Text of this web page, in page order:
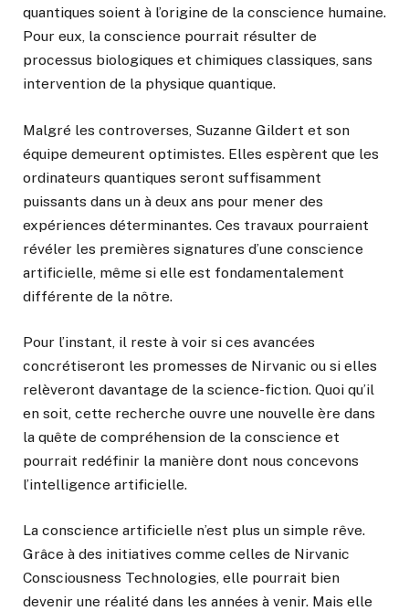
quantiques soient à l’origine de la conscience humaine.
Pour eux, la conscience pourrait résulter de
processus biologiques et chimiques classiques, sans
intervention de la physique quantique.
Malgré les controverses, Suzanne Gildert et son
équipe demeurent optimistes. Elles espèrent que les
ordinateurs quantiques seront suffisamment
puissants dans un à deux ans pour mener des
expériences déterminantes. Ces travaux pourraient
révéler les premières signatures d’une conscience
artificielle, même si elle est fondamentalement
différente de la nôtre.
Pour l’instant, il reste à voir si ces avancées
concrétiseront les promesses de Nirvanic ou si elles
relèveront davantage de la science-fiction. Quoi qu’il
en soit, cette recherche ouvre une nouvelle ère dans
la quête de compréhension de la conscience et
pourrait redéfinir la manière dont nous concevons
l’intelligence artificielle.
La conscience artificielle n’est plus un simple rêve.
Grâce à des initiatives comme celles de Nirvanic
Consciousness Technologies, elle pourrait bien
devenir une réalité dans les années à venir. Mais elle